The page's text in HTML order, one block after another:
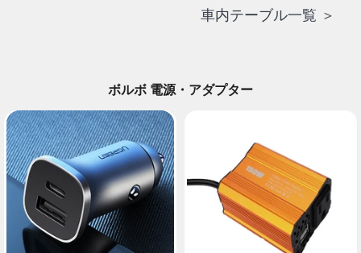
車内テーブル一覧 ＞
ボルボ 電源・アダプター